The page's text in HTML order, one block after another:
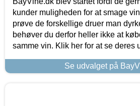
kunder muligheden for at smage
prøve de forskellige druer man
behøver du derfor heller ikke at
samme vin. Klik her for at se deres
Se udvalget på